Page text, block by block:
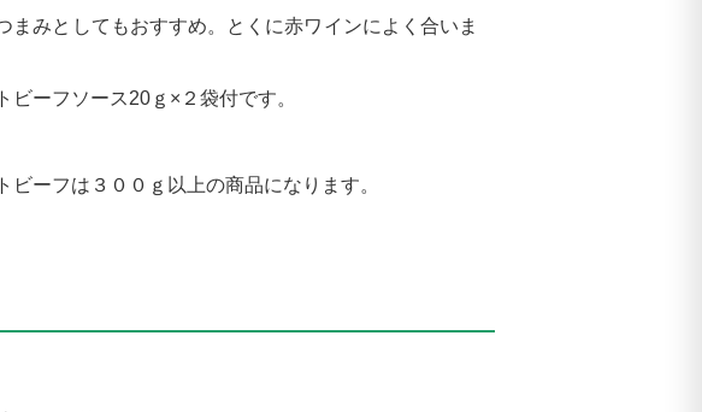
まみとしてもおすすめ。とくに赤ワインによく合いま
ビーフソース20ｇ×２袋付です。
ビーフは３００ｇ以上の商品になります。